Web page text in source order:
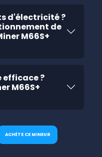
d'électricité ?
de
M66S+
efficace ?
M66S+
ACHÈTE CE MINEUR